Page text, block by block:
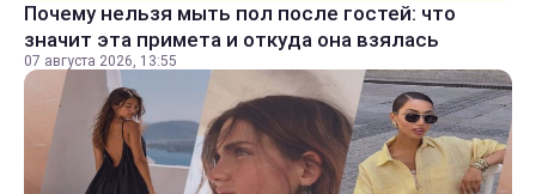
Почему нельзя мыть пол после гостей: что
значит эта примета и откуда она взялась
07 августа 2026, 13:55